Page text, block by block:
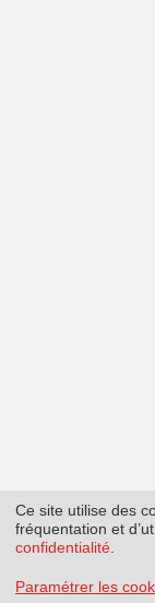
Ce site utilise des
fréquentation et
confidentialité
Paramétrer les